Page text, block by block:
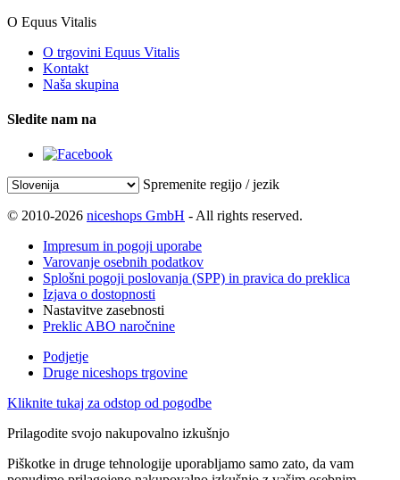
O Equus Vitalis
O trgovini Equus Vitalis
Kontakt
Naša skupina
Sledite nam na
Spremenite regijo / jezik
© 2010-2026 niceshops GmbH - All rights reserved.
Impresum in pogoji uporabe
Varovanje osebnih podatkov
Splošni pogoji poslovanja (SPP) in pravica do preklica
Izjava o dostopnosti
Nastavitve zasebnosti
Preklic ABO naročnine
Podjetje
Druge niceshops trgovine
Kliknite tukaj za odstop od pogodbe
Prilagodite svojo nakupovalno izkušnjo
Piškotke in druge tehnologije uporabljamo samo zato, da vam